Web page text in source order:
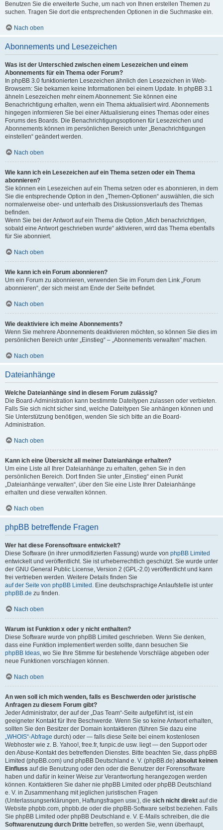
Benutzen Sie die erweiterte Suche, um nach von Ihnen erstellen Themen zu
suchen. Tragen Sie dort die entsprechenden Optionen in die Suchmaske ein.
Nach oben
Abonnements und Lesezeichen
Was ist der Unterschied zwischen einem Lesezeichen und einem
Abonnements für ein Thema oder Forum?
In phpBB 3.0 funktionierten Lesezeichen ähnlich den Lesezeichen in Web-
Browsern: Sie bekamen keine Informationen bei einem Update. In phpBB 3.1
ähneln Lesezeichen mehr einem Abonnement: Sie können eine
Benachrichtigung erhalten, wenn ein Thema aktualisiert wird. Abonnements
hingegen informieren Sie bei einer Aktualisierung eines Themas oder eines
Forums des Boards. Die Benachrichtigungsoptionen für Lesezeichen und
Abonnements können im persönlichen Bereich unter „Benachrichtigungen
einstellen“ geändert werden.
Nach oben
Wie kann ich ein Lesezeichen auf ein Thema setzen oder ein Thema
abonnieren?
Sie können ein Lesezeichen auf ein Thema setzen oder es abonnieren, in dem
Sie die entsprechende Option in den „Themen-Optionen“ auswählen, die sich
normalerweise ober- und unterhalb des Diskussionsverlaufs des Themas
befinden.
Wenn Sie bei der Antwort auf ein Thema die Option „Mich benachrichtigen,
sobald eine Antwort geschrieben wurde“ aktivieren, wird das Thema ebenfalls
für Sie abonniert.
Nach oben
Wie kann ich ein Forum abonnieren?
Um ein Forum zu abonnieren, verwenden Sie im Forum den Link „Forum
abonnieren“, der sich meist am Ende der Seite befindet.
Nach oben
Wie deaktiviere ich meine Abonnements?
Wenn Sie mehrere Abonnements deaktivieren möchten, so können Sie dies im
persönlichen Bereich unter „Einstieg“ – „Abonnements verwalten“ machen.
Nach oben
Dateianhänge
Welche Dateianhänge sind in diesem Forum zulässig?
Die Board-Administration kann bestimmte Dateitypen zulassen oder verbieten.
Falls Sie sich nicht sicher sind, welche Dateitypen Sie anhängen können und
Sie Unterstützung benötigen, wenden Sie sich bitte an die Board-
Administration.
Nach oben
Kann ich eine Übersicht all meiner Dateianhänge erhalten?
Um eine Liste all Ihrer Dateianhänge zu erhalten, gehen Sie in den
persönlichen Bereich. Dort finden Sie unter „Einstieg“ einen Punkt
„Dateianhänge verwalten“, über den Sie eine Liste Ihrer Dateianhänge
erhalten und diese verwalten können.
Nach oben
phpBB betreffende Fragen
Wer hat diese Forensoftware entwickelt?
Diese Software (in ihrer unmodifizierten Fassung) wurde von phpBB Limited
entwickelt und veröffentlicht. Sie ist urheberrechtlich geschützt. Sie wurde unter
der GNU General Public License, Version 2 (GPL-2.0) veröffentlicht und kann
frei vertrieben werden. Weitere Details finden Sie
auf der Seite von phpBB Limited . Eine deutschsprachige Anlaufstelle ist unter
phpBB.de zu finden.
Nach oben
Warum ist Funktion x oder y nicht enthalten?
Diese Software wurde von phpBB Limited geschrieben. Wenn Sie denken,
dass eine Funktion implementiert werden sollte, dann besuchen Sie
phpBB Ideas, wo Sie Ihre Stimme für bestehende Vorschläge abgeben oder
neue Funktionen vorschlagen können.
Nach oben
An wen soll ich mich wenden, falls es Beschwerden oder juristische
Anfragen zu diesem Forum gibt?
Jeder Administrator, der auf der „Das Team“-Seite aufgeführt ist, ist ein
geeigneter Kontakt für Ihre Beschwerde. Wenn Sie so keine Antwort erhalten,
sollten Sie den Besitzer der Domain kontaktieren (führen Sie dazu eine
„WHOIS“-Abfrage durch) oder — falls diese Seite bei einem kostenlosen
Webhoster wie z. B. Yahoo!, free.fr, funpic.de usw. liegt — den Support oder
den Abuse-Kontakt des betreffenden Dienstes. Bitte beachten Sie, dass phpBB
Limited (phpBB.com) und phpBB Deutschland e. V. (phpBB.de) absolut keinen
Einfluss auf die Benutzung oder den oder die Benutzer der Forensoftware
haben und dafür in keiner Weise zur Verantwortung herangezogen werden
können. Kontaktieren Sie daher nie phpBB Limited oder phpBB Deutschland
e. V. in Zusammenhang mit jeglichen juristischen Fragen
(Unterlassungserklärungen, Haftungsfragen usw.), die sich nicht direkt auf die
Website phpbb.com, phpbb.de oder die phpBB-Software selbst beziehen. Falls
Sie phpBB Limited oder phpBB Deutschland e. V. E-Mails schreiben, die die
Softwarenutzung durch Dritte betreffen, so werden Sie, wenn überhaupt,